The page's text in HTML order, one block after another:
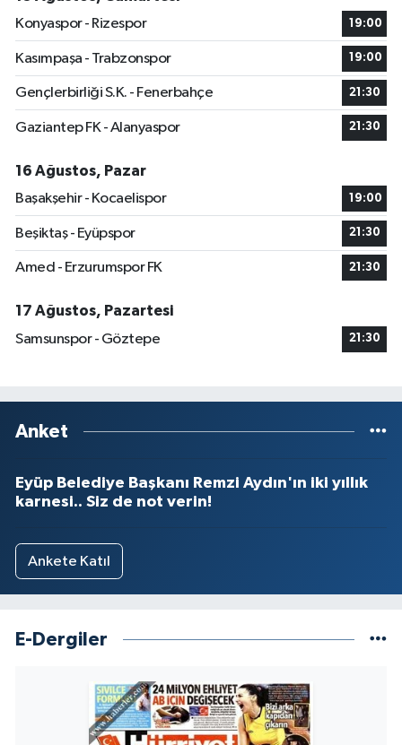
Konyaspor - Rizespor
19:00
Kasımpaşa - Trabzonspor 19:00
Gençlerbirliği S.K. - Fenerbahçe 21:30
Gaziantep FK - Alanyaspor 21:30
16 Ağustos, Pazar
Başakşehir - Kocaelispor
19:00
Beşiktaş - Eyüpspor 21:30
Amed - Erzurumspor FK 21:30
17 Ağustos, Pazartesi
Samsunspor - Göztepe
21:30
Anket
Eyüp Belediye Başkanı Remzi Aydın'ın iki yıllık
karnesi.. Siz de not verin!
Ankete Katıl
E-Dergiler